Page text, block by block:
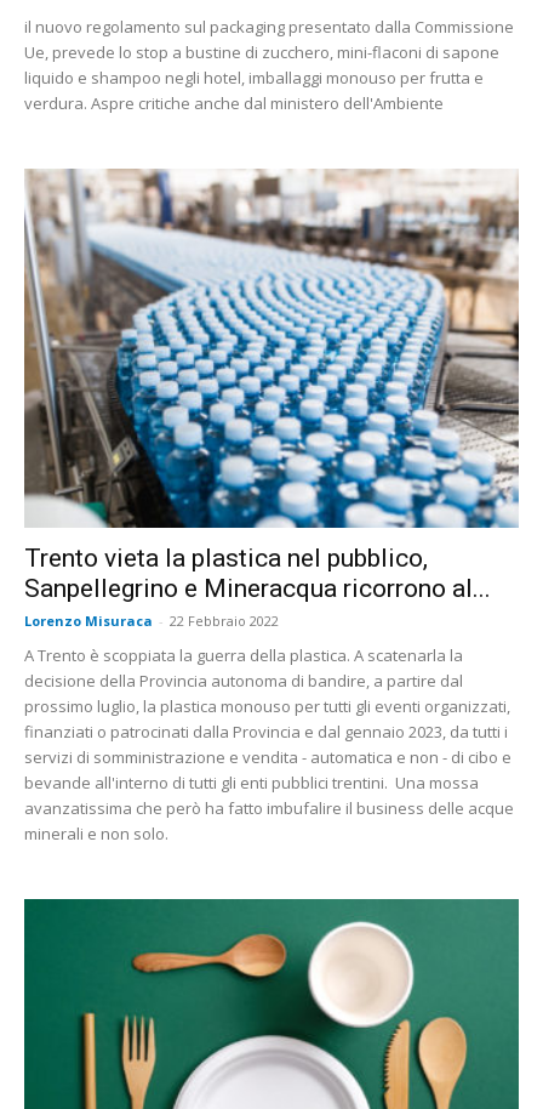
il nuovo regolamento sul packaging presentato dalla Commissione
Ue, prevede lo stop a bustine di zucchero, mini-flaconi di sapone
liquido e shampoo negli hotel, imballaggi monouso per frutta e
verdura. Aspre critiche anche dal ministero dell'Ambiente
Trento vieta la plastica nel pubblico,
Sanpellegrino e Mineracqua ricorrono al...
Lorenzo Misuraca - 22 Febbraio 2022
A Trento è scoppiata la guerra della plastica. A scatenarla la
decisione della Provincia autonoma di bandire, a partire dal
prossimo luglio, la plastica monouso per tutti gli eventi organizzati,
finanziati o patrocinati dalla Provincia e dal gennaio 2023, da tutti i
servizi di somministrazione e vendita - automatica e non - di cibo e
bevande all'interno di tutti gli enti pubblici trentini. Una mossa
avanzatissima che però ha fatto imbufalire il business delle acque
minerali e non solo.